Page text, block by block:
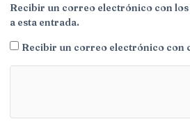
Recibir un correo electrónico con
a esta entrada.
Recibir un correo electrónico con